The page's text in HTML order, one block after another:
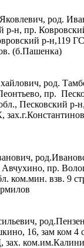
род.
р-н, пр.
р-н,119
(б.Пашенка)
род.
пр.
Песковский р-
пр.
ком.мин. взв. 9
16, зам ком 4